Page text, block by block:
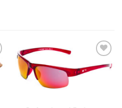
Gafas
de sol